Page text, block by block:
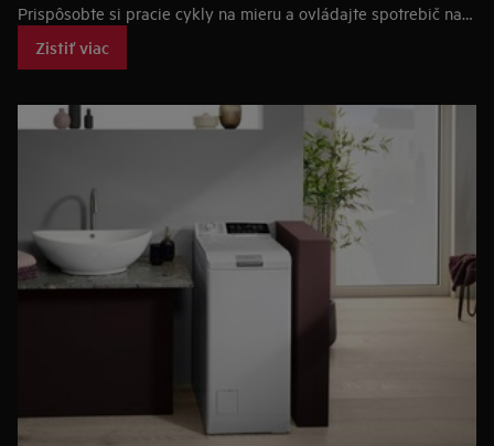
Prispôsobte si pracie cykly na mieru a ovládajte spotrebič na
Zistiť viac